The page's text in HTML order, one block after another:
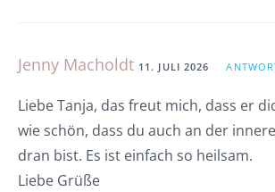
Jenny Macholdt 11. JULI 2026
Liebe Tanja, das freut mich, dass er
wie schön, dass du auch an der
dran bist. Es ist einfach so heilsam.
Liebe Grüße